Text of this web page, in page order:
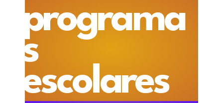
programa
s
escolares